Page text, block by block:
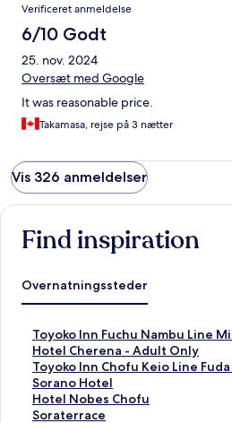
Verificeret anmeldelse
6/10 Godt
25. nov. 2024
Oversæt med Google
It was reasonable price.
Takamasa, rejse på 3 nætter
Vis 326 anmeldelser
Find inspiration
Overnatningssteder
Toyoko Inn Fuchu Nambu Line
L
i
n
k
å
b
Hotel Cherena - Adult Only
L
i
n
k
å
Toyoko Inn Chofu Keio Line
L
i
n
k
Sorano Hotel
L
i
n
Hotel Nobes Chofu
L
iSoraterrace
L